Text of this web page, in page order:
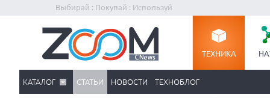
Выбирай : Покупай : Используй
ТЕХНИКА
КАТАЛОГ СТАТЬИ НОВОСТИ ТЕХНОБЛОГ